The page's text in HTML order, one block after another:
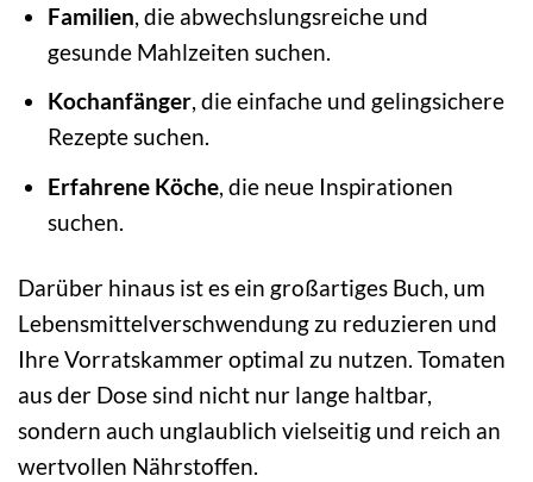
Familien, die abwechslungsreiche und
gesunde Mahlzeiten suchen.
Kochanfänger, die einfache und gelingsichere
Rezepte suchen.
Erfahrene Köche, die neue Inspirationen
suchen.
Darüber hinaus ist es ein großartiges Buch, um
Lebensmittelverschwendung zu reduzieren und
Ihre Vorratskammer optimal zu nutzen. Tomaten
aus der Dose sind nicht nur lange haltbar,
sondern auch unglaublich vielseitig und reich an
wertvollen Nährstoffen.